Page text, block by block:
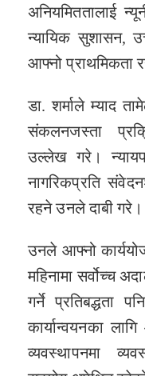
अनियमिततालाई
न्यायिक सुशासन,
आफ्नो प्राथमिकता
डा. शर्माले म्याद
संकलनजस्ता
उल्लेख गरे।
नागरिकप्रति
रहने उनले दाबी गरे।
उनले आफ्नो
महिनामा सर्वोच्च
गर्ने प्रतिबद्धता
कार्यान्वयनका
व्यवस्थापनमा